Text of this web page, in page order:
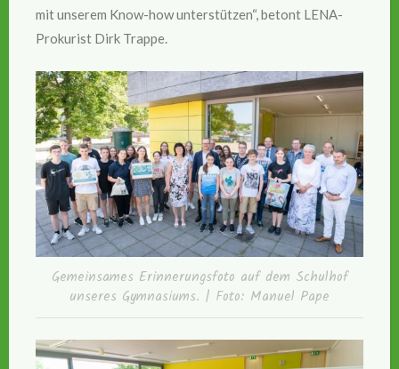
mit unserem Know-how unterstützen“, betont LENA-
Prokurist Dirk Trappe.
Gemeinsames Erinnerungsfoto auf dem Schulhof
unseres Gymnasiums. | Foto: Manuel Pape